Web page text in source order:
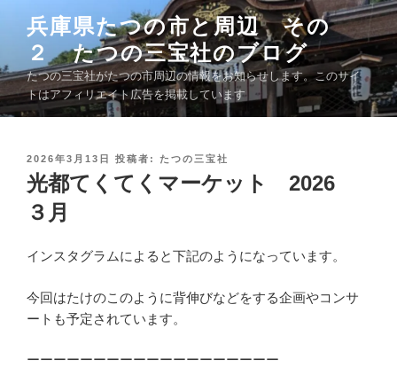
ン
ツ
へ
兵庫県たつの市と周辺 その
２ たつの三宝社のブログ
たつの三宝社がたつの市周辺の情報をお知らせします。このサイ
トはアフィリエイト広告を掲載しています
投
稿
日
2026年3月13日 投稿者: たつの三宝社
光都てくてくマーケット 2026
３月
インスタグラムによると下記のようになっています。
今回はたけのこのように背伸びなどをする企画やコンサ
ートも予定されています。
ーーーーーーーーーーーーーーーーーーー